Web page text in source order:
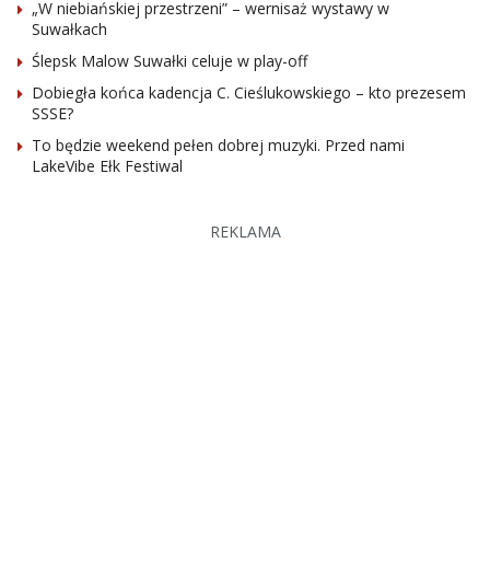
„W niebiańskiej przestrzeni” – wernisaż wystawy w
Suwałkach
Ślepsk Malow Suwałki celuje w play-off
Dobiegła końca kadencja C. Cieślukowskiego – kto prezesem
SSSE?
To będzie weekend pełen dobrej muzyki. Przed nami
LakeVibe Ełk Festiwal
REKLAMA